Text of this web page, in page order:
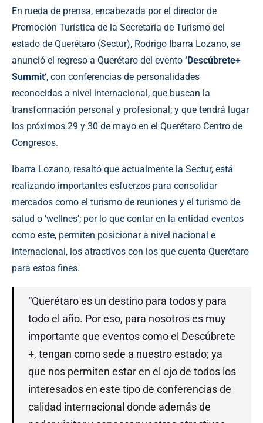
En rueda de prensa, encabezada por el director de
Promoción Turística de la Secretaría de Turismo del
estado de Querétaro (Sectur), Rodrigo Ibarra Lozano, se
anunció el regreso a Querétaro del evento ‘Descúbrete+
Summit‘, con conferencias de personalidades
reconocidas a nivel internacional, que buscan la
transformación personal y profesional; y que tendrá lugar
los próximos 29 y 30 de mayo en el Querétaro Centro de
Congresos.
Ibarra Lozano, resaltó que actualmente la Sectur, está
realizando importantes esfuerzos para consolidar
mercados como el turismo de reuniones y el turismo de
salud o ‘wellnes’; por lo que contar en la entidad eventos
como este, permiten posicionar a nivel nacional e
internacional, los atractivos con los que cuenta Querétaro
para estos fines.
“Querétaro es un destino para todos y para
todo el año. Por eso, para nosotros es muy
importante que eventos como el Descúbrete
+, tengan como sede a nuestro estado; ya
que nos permiten estar en el ojo de todos los
interesados en este tipo de conferencias de
calidad internacional donde además de